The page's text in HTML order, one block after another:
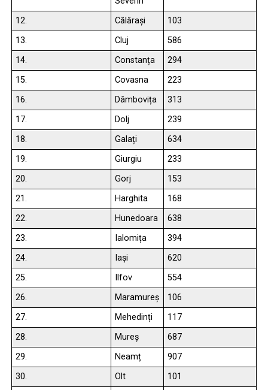
12. Călărași
103
13.
Cluj
586
14.
Constanța
294
15.
Covasna
223
16.
Dâmbovița
313
17.
Dolj
239
18.
Galați
634
19.
Giurgiu
233
20.
Gorj
153
21.
Harghita
168
22.
Hunedoara
638
23.
Ialomița
394
24.
Iași
620
25.
Ilfov
554
26.
Maramureș
106
27.
Mehedinți
117
28.
Mureș
687
29.
Neamț
907
30.
Olt
101